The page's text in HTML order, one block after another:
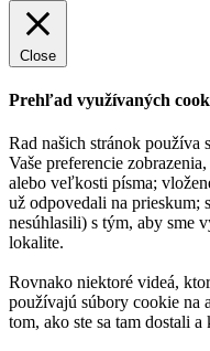
Close
Prehľad využívaných
Rad našich stránok používa
Vaše preferencie
alebo veľkosti písma;
už odpovedali na prieskum;
nesúhlasili) s tým, aby sme
lokalite.
Rovnako niektoré videá,
používajú súbory cookie na
tom, ako ste sa tam dostali